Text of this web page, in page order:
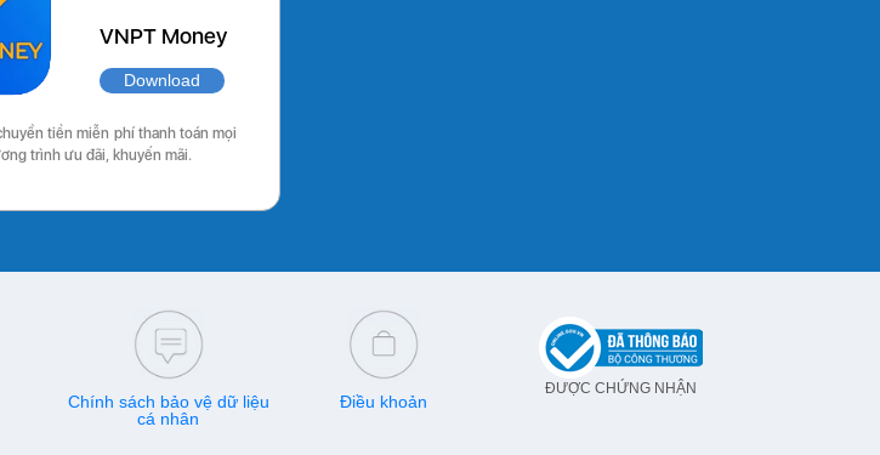
VNPT Money
Download
tiền miễn phí thanh toán mọi
trình ưu đãi, khuyến mãi.
Chính sách bảo vệ dữ liệu
cá nhân
Điều khoản
ĐƯỢC CHỨNG NHẬN